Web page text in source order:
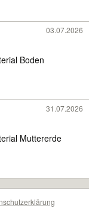
03.07.2026
Füllmaterial Boden
31.07.2026
Muttererde